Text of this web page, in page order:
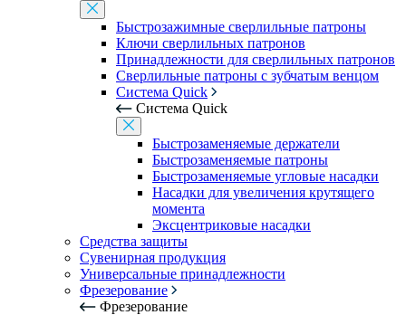
Быстрозажимные сверлильные патроны
Ключи сверлильных патронов
Принадлежности для сверлильных патронов
Сверлильные патроны с зубчатым венцом
Система Quick
Система Quick
Быстрозаменяемые держатели
Быстрозаменяемые патроны
Быстрозаменяемые угловые насадки
Насадки для увеличения крутящего
момента
Эксцентриковые насадки
Средства защиты
Сувенирная продукция
Универсальные принадлежности
Фрезерование
Фрезерование